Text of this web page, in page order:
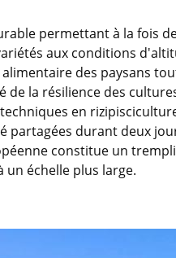
permettant à la fois
aux conditions
des paysans
la résilience des
en
partagées durant deux
constitue un
échelle plus large.